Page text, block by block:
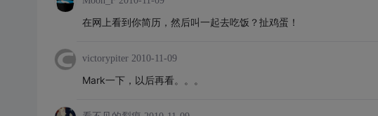
在网上看到你简历，然后叫一起去吃饭？扯鸡蛋！
victorypiter 2010-11-09
Mark一下，以后再看。。。